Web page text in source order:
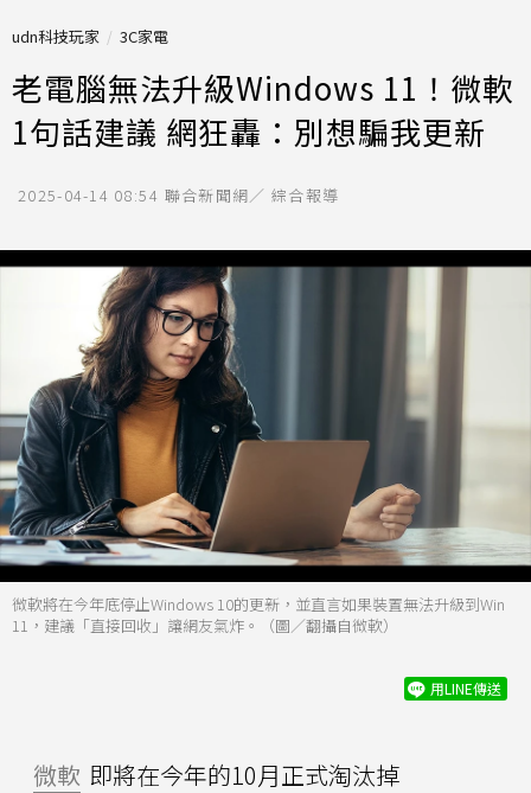
udn科技玩家 3C家電
老電腦無法升級Windows 11！微軟
1句話建議 網狂轟：別想騙我更新
2025-04-14 08:54 聯合新聞網／ 綜合報導
微軟將在今年底停止Windows 10的更新，並直言如果裝置無法升級到Win
11，建議「直接回收」讓網友氣炸。（圖／翻攝自微軟）
用LINE傳送
微軟 即將在今年的10月正式淘汰掉